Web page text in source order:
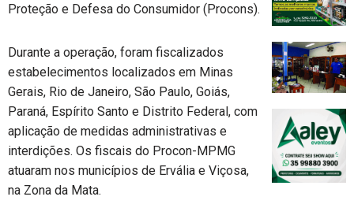
Proteção e Defesa do Consumidor (Procons).
Durante a operação, foram fiscalizados
estabelecimentos localizados em Minas
Gerais, Rio de Janeiro, São Paulo, Goiás,
Paraná, Espírito Santo e Distrito Federal, com
aplicação de medidas administrativas e
interdições. Os fiscais do Procon-MPMG
atuaram nos municípios de Ervália e Viçosa,
na Zona da Mata.